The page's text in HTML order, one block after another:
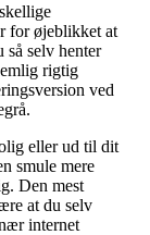
for øjeblikket at
så selv henter
rigtig
ved
eller ud til dit
smule mere
Den mest
at du selv
internet